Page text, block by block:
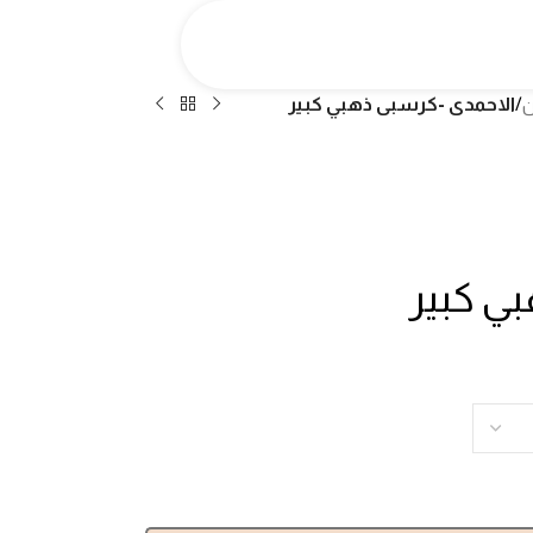
/الاحمدى -كرسبى ذهبي كبير
كبير